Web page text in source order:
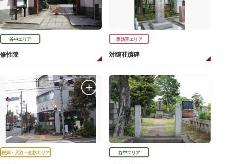
谷中エリア
修性院
奥浅草エリア
対鴎荘蹟碑
根岸・入谷・金杉エリア 谷中エリア